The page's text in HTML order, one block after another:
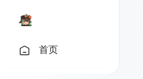
首页